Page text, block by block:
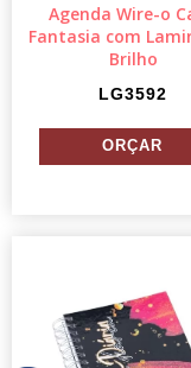
Agenda Wire-o
Fantasia com
Brilho
LG3592